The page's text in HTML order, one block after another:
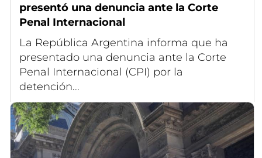
presentó una denuncia ante la Corte
Penal Internacional
La República Argentina informa que ha
presentado una denuncia ante la Corte
Penal Internacional (CPI) por la
detención...